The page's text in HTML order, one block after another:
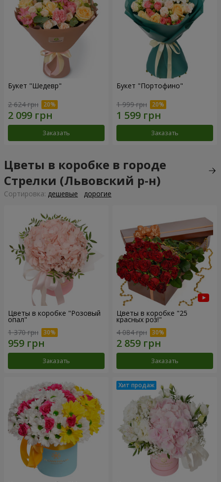
Букет "Шедевр"
2 624 грн
Заказать
Букет "Портофино"
1 999 грн
Заказать
Цветы в коробке в городе
Стрелки (Львовский р-н)
Cортировка: дешевые дорогие
Цветы в коробке "Розовый
опал"
1 370 грн
Заказать
Цветы в коробке "25
красных роз!"
4 084 грн
Заказать